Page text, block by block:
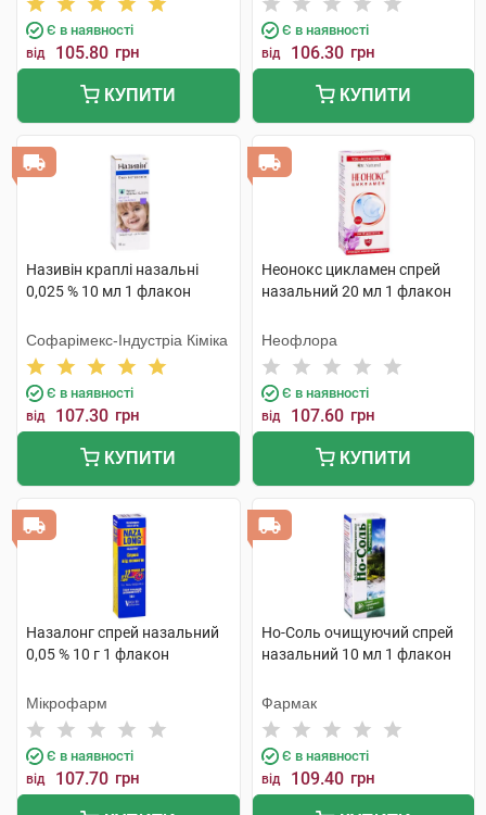
Є в наявності
від 105.80 грн
КУПИТИ
Є в наявності
від 106.30 грн
КУПИТИ
Називін краплі назальні
0,025 % 10 мл 1 флакон
Софарімекс-Індустріа Кіміка
Є в наявності
від 107.30 грн
КУПИТИ
Неонокс цикламен спрей
назальний 20 мл 1 флакон
Неофлора
Є в наявності
від 107.60 грн
КУПИТИ
Назалонг спрей назальний
0,05 % 10 г 1 флакон
Мікрофарм
Є в наявності
від 107.70 грн
Но-Соль очищуючий спрей
назальний 10 мл 1 флакон
Фармак
Є в наявності
від 109.40 грн